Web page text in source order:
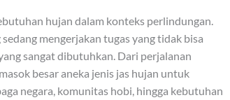
hujan dalam konteks perlindungan.
mengerjakan tugas yang tidak bisa
sangat dibutuhkan. Dari perjalanan
besar aneka jenis jas hujan untuk
negara, komunitas hobi, hingga kebutuhan